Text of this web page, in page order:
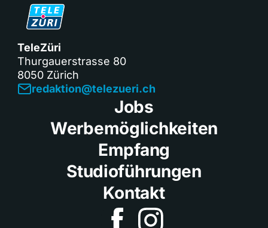
TeleZüri
Thurgauerstrasse 80
8050 Zürich
redaktion@telezueri.ch
Jobs
Werbemöglichkeiten
Empfang
Studioführungen
Kontakt